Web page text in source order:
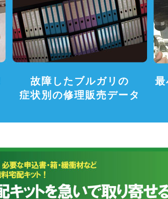
故障したブルガリの
症状別の修理販売データ
最